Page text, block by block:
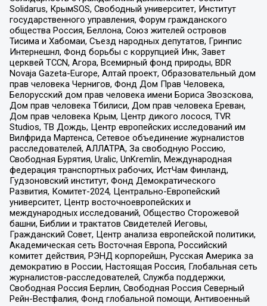
Solidarus, КрымSOS, Свободный университет, Институт
государственного управления, Форум гражданского
общества Россия, Беллона, Союз жителей островов
Тисима и Хабомаи, Съезд народных депутатов, Гринпис
Интернешнл, Фонд борьбы с коррупцией Инк, Завет
церквей TCCN, Агора, Всемирный фонд природы, BDR
Novaja Gazeta-Europe, Алтай проект, Образовательный дом
прав человека Чернигов, Фонд Дом Прав Человека,
Белорусский дом прав человека имени Бориса Звозскова,
Дом прав человека Тбилиси, Дом прав человека Ереван,
Дом прав человека Крым, Центр дикого лосося, TVR
Studios, ТВ Дождь, Центр европейских исследований им
Вилфрида Мартенса, Сетевое объединение журналистов
расследователей, АЛЛАТРА, За свободную Россию,
Свободная Бурятия, Uralic, UnKremlin, Международная
федерация транспортных рабочих, ИстЧам Финланд,
Гудзоновский институт, Фонд Демократического
Развития, Комитет-2024, Центрально-Европейский
университет, Центр восточноевропейских и
международных исследований, Общество Сторожевой
башни, Библии и трактатов Свидетелей Иеговы,
Гражданский Совет, Центр анализа европейской политики,
Академическая сеть Восточная Европа, Российский
комитет действия, РЭНД корпорейшн, Русская Америка за
демократию в России, Настоящая Россия, Глобальная сеть
журналистов-расследователей, Служба поддержки,
Свободная Россия Берлин, Свободная Россия Северный
Рейн-Вестфалия, Фонд глобальной помощи, Антивоенный